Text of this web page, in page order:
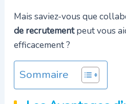
Mais saviez-vous que
de recrutementpeut vous
efficacement ?
Sommaire